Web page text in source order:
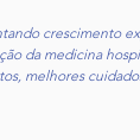
crescimento
da medicina
melhores